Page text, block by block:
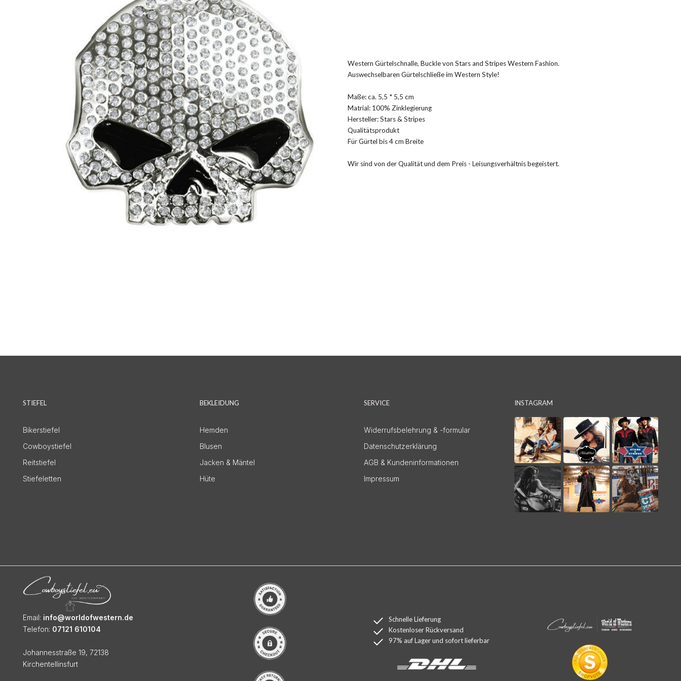
Western Gürtelschnalle, Buckle von Stars and Stripes Western Fashion.
Auswechselbaren Gürtelschließe im Western Style!
Maße: ca. 5,5 * 5,5 cm
Matrial: 100% Zinklegierung
Hersteller: Stars & Stripes
Qualitätsprodukt
Für Gürtel bis 4 cm Breite
Wir sind von der Qualität und dem Preis - Leisungsverhältnis begeistert.
STIEFEL
Bikerstiefel
Cowboystiefel
Reitstiefel
Stiefeletten
BEKLEIDUNG
Hemden
Blusen
Jacken & Mäntel
Hüte
SERVICE
Widerrufsbelehrung & -formular
Datenschutzerklärung
AGB & Kundeninformationen
Impressum
INSTAGRAM
Email: info@worldofwestern.de
Telefon: 07121 610104
Johannesstraße 19, 72138
Kirchentellinsfurt
Schnelle Lieferung
Kostenloser Rückversand
97% auf Lager und sofort lieferbar